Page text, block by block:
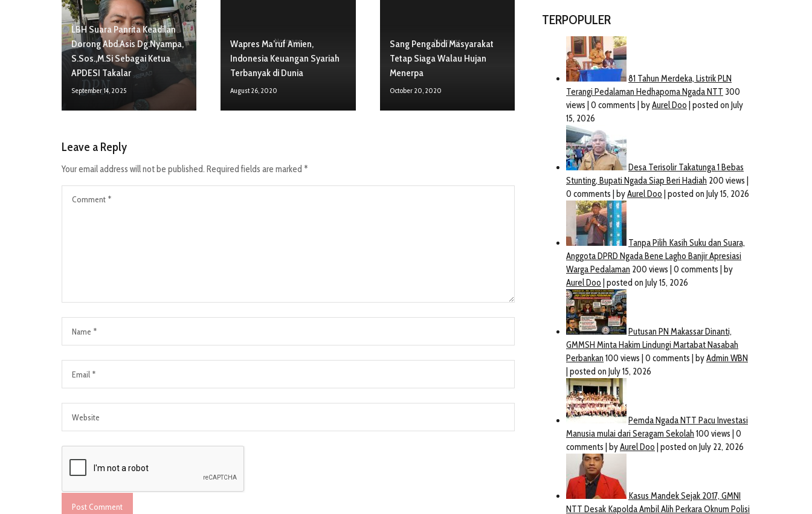
LBH Suara Panrita Keadilan
Dorong Abd.Asis Dg.Nyampa,
S.Sos.,M.Si Sebagai Ketua
APDESI Takalar
September 14, 2025
No Image
Wapres Ma’ruf Amien,
Indonesia Keuangan Syariah
Terbanyak di Dunia
August 26, 2020
No Image
Sang Pengabdi Masyarakat
Tetap Siaga Walau Hujan
Menerpa
October 20, 2020
Magang Di Bawaslu Ngada,
Pelajar SMAK Santo Aloysius
Ruteng : Kami Panen Ilmu
March 16, 2023
Dengan Ormas / LSM
April 7, 2021
Leave a Reply
Your email address will not be published. Required fields are marked *
TERPOPULER